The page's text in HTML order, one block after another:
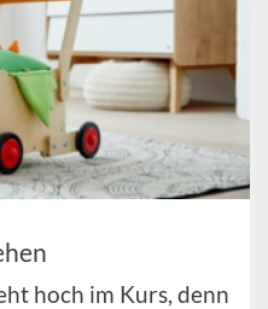
hoch im Kurs, denn